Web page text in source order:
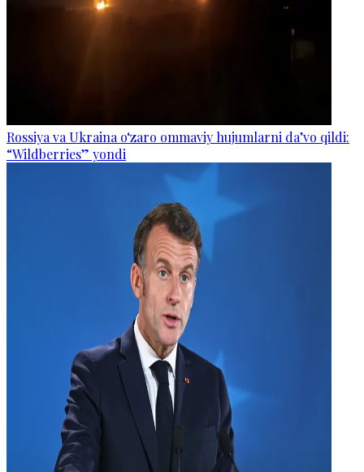
Rossiya va Ukraina o‘zaro ommaviy hujumlarni da’vo qildi:
“Wildberries” yondi